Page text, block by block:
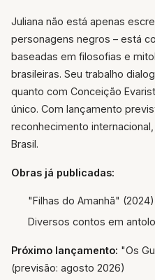
Juliana não está apenas
personagens negros – está
baseadas em filosofias e
brasileiras. Seu trabalho
quanto com Conceição
único. Com lançamento
reconhecimento
Brasil.
Obras já publicadas:
"Filhas do Amanhã"
Diversos contos em
Próximo lançamento: "Os
(previsão: agosto 2026)